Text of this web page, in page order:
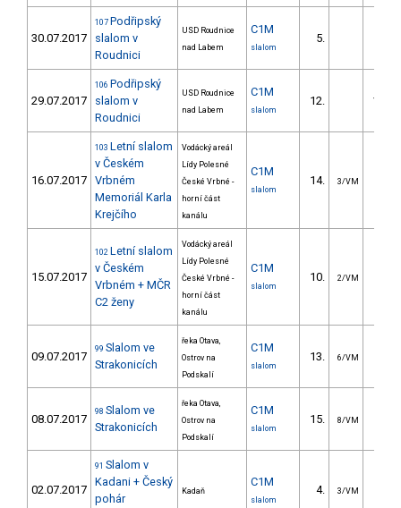
30.07.2017
107 Podřipský
slalom v
Roudnici
USD Roudnice
nad Labem
C1M
slalom
5.
29.07.2017
106 Podřipský
slalom v
Roudnici
USD Roudnice
nad Labem
C1M
slalom
12.
16.07.2017
103 Letní slalom
v Českém
Vrbném
Memoriál Karla
Krejčího
Vodácký areál
Lídy Polesné
České Vrbné -
horní část
kanálu
C1M
slalom
14. 3/VM
15.07.2017
102 Letní slalom
v Českém
Vrbném + MČR
C2 ženy
Vodácký areál
Lídy Polesné
České Vrbné -
horní část
kanálu
C1M
slalom
10. 2/VM
09.07.2017
99 Slalom ve
Strakonicích
řeka Otava,
Ostrov na
Podskalí
C1M
slalom
13. 6/VM
08.07.2017
98 Slalom ve
Strakonicích
řeka Otava,
Ostrov na
Podskalí
C1M
slalom
15. 8/VM
02.07.2017
91 Slalom v
Kadani + Český
pohár
Kadaň
C1M
slalom
4. 3/VM